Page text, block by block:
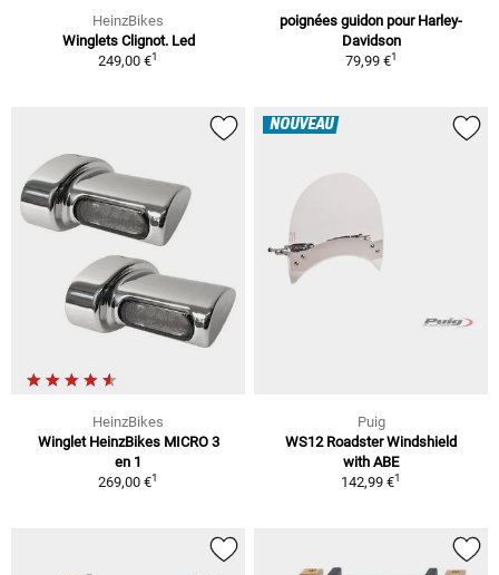
HeinzBikes
Winglets Clignot. Led
249,00 €1
poignées guidon pour Harley-
Davidson
79,99 €1
HeinzBikes
Winglet HeinzBikes MICRO 3
en 1
269,00 €1
NOUVEAU
Puig
WS12 Roadster Windshield
with ABE
142,99 €1